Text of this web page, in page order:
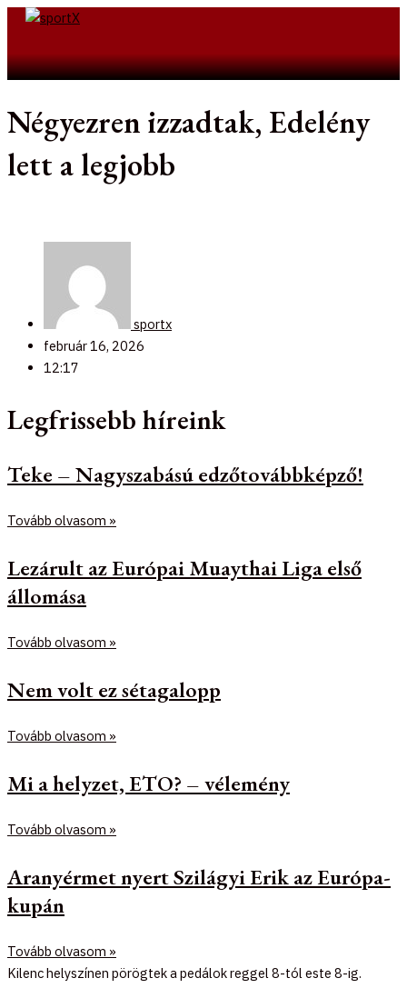
Skip
Négyezren izzadtak, Edelény
lett a legjobb
sportx
február 16, 2026
12:17
Legfrissebb híreink
Teke – Nagyszabású edzőtovábbképző!
Tovább olvasom »
Lezárult az Európai Muaythai Liga első
állomása
Tovább olvasom »
Nem volt ez sétagalopp
Tovább olvasom »
Mi a helyzet, ETO? – vélemény
Tovább olvasom »
Aranyérmet nyert Szilágyi Erik az Európa-
kupán
Tovább olvasom »
Kilenc helyszínen pörögtek a pedálok reggel 8-tól este 8-ig.